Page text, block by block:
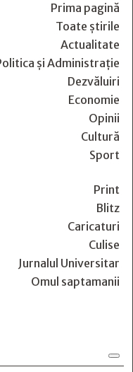
Prima pagină
Toate știrile
Actualitate
și Administrație
Dezvăluiri
Economie
Opinii
Cultură
Sport
Print
Blitz
Caricaturi
Culise
Jurnalul Universitar
Omul saptamanii